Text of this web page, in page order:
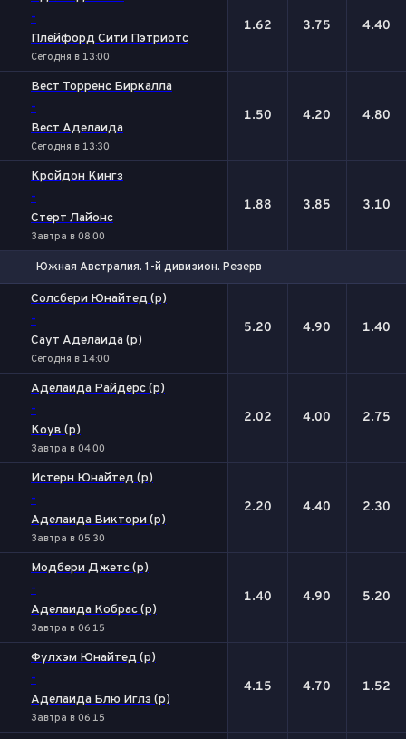
-
Плейфорд Сити Пэтриотс
Сегодня в 13:00
1.62 3.75 4.40
Вест Торренс Биркалла
-
Вест Аделаида
Сегодня в 13:30
1.50 4.20 4.80
Кройдон Кингз
-
Стерт Лайонс
Завтра в 08:00
1.88 3.85 3.10
Южная Австралия. 1-й дивизион. Резерв
Солсбери Юнайтед (р)
-
Саут Аделаида (р)
Сегодня в 14:00
5.20 4.90 1.40
Аделаида Райдерс (р)
-
Коув (р)
Завтра в 04:00
2.02 4.00 2.75
Истерн Юнайтед (р)
-
Аделаида Виктори (р)
Завтра в 05:30
2.20 4.40 2.30
Модбери Джетс (р)
-
Аделаида Кобрас (р)
Завтра в 06:15
1.40 4.90 5.20
Фулхэм Юнайтед (р)
-
Аделаида Блю Иглз (р)
Завтра в 06:15
4.15 4.70 1.52